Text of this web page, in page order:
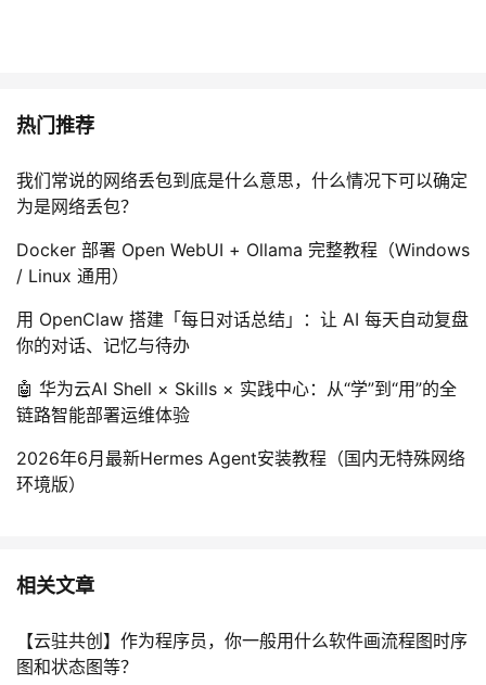
热门推荐
我们常说的网络丢包到底是什么意思，什么情况下可以确定
为是网络丢包？
Docker 部署 Open WebUI + Ollama 完整教程（Windows
/ Linux 通用）
用 OpenClaw 搭建「每日对话总结」：让 AI 每天自动复盘
你的对话、记忆与待办
🤖 华为云AI Shell × Skills × 实践中心：从“学”到“用”的全
链路智能部署运维体验
2026年6月最新Hermes Agent安装教程（国内无特殊网络
环境版）
相关文章
【云驻共创】作为程序员，你一般用什么软件画流程图时序
图和状态图等？